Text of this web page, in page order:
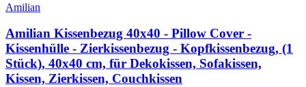
Amilian
Amilian Kissenbezug 40x40 - Pillow Cover -
Kissenhülle - Zierkissenbezug - Kopfkissenbezug, (1
Stück), 40x40 cm, für Dekokissen, Sofakissen,
Kissen, Zierkissen, Couchkissen